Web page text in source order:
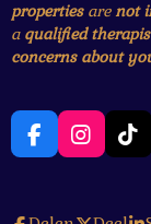
propertiesarenot
a qualified
concerns about
F
a
I
n
T
i